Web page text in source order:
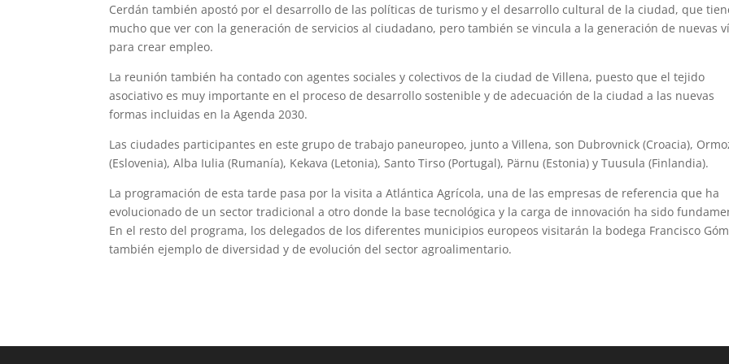
Cerdán también apostó por el desarrollo de las políticas de turismo y el desarrollo cultural de la ciudad, que
mucho que ver con la generación de servicios al ciudadano, pero también se vincula a la generación de nuevas
para crear empleo.
La reunión también ha contado con agentes sociales y colectivos de la ciudad de Villena, puesto que el tejido
asociativo es muy importante en el proceso de desarrollo sostenible y de adecuación de la ciudad a las nuevas
formas incluidas en la Agenda 2030.
Las ciudades participantes en este grupo de trabajo paneuropeo, junto a Villena, son Dubrovnick (Croacia),
(Eslovenia), Alba Iulia (Rumanía), Kekava (Letonia), Santo Tirso (Portugal), Pärnu (Estonia) y Tuusula (Finlandia).
La programación de esta tarde pasa por la visita a Atlántica Agrícola, una de las empresas de referencia que ha
evolucionado de un sector tradicional a otro donde la base tecnológica y la carga de innovación ha sido
En el resto del programa, los delegados de los diferentes municipios europeos visitarán la bodega Francisco
también ejemplo de diversidad y de evolución del sector agroalimentario.